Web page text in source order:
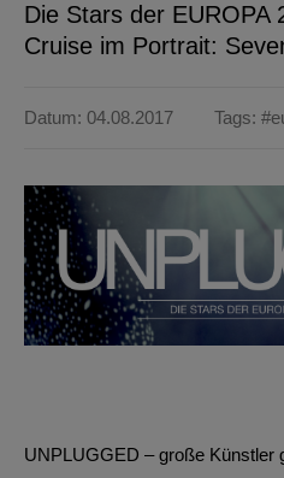
Die Stars der EUROPA
Cruise im Portrait:
Datum: 04.08.2017 Tags:
UNPLUGGED – große Künstler